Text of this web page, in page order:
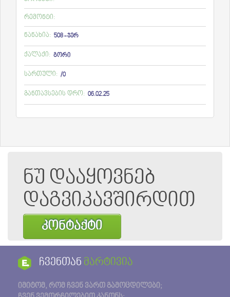
რემონტი:
ნანახია: 508 - ჯერ
ქალაქი: გორი
სართული: /0
განთავსების დრო: 06.02.25
ნუ დააყოვნებ
დაგვიკავშირდით
კონტაქტი
ჩვენთან მარტივია
იმიტომ, რომ ჩვენ ვართ გამოცდილები;